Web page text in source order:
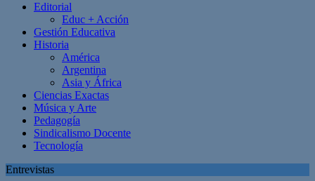
Editorial
Educ + Acción
Gestión Educativa
Historia
América
Argentina
Asia y África
Ciencias Exactas
Música y Arte
Pedagogía
Sindicalismo Docente
Tecnología
Entrevistas